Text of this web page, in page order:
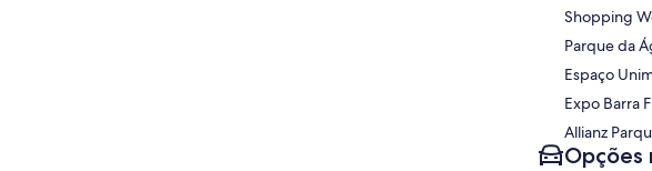
Shopping
Parque da
Espaço
Expo Barra
Allianz
Opções